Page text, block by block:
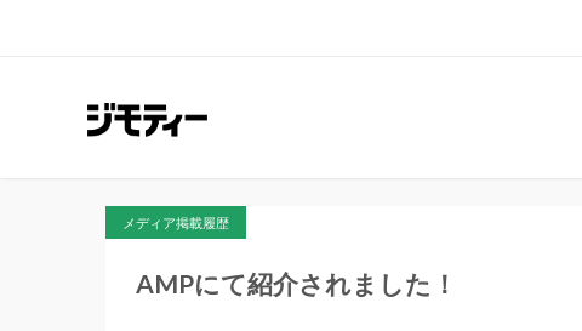
メディア掲載履歴
AMPにて紹介されました！